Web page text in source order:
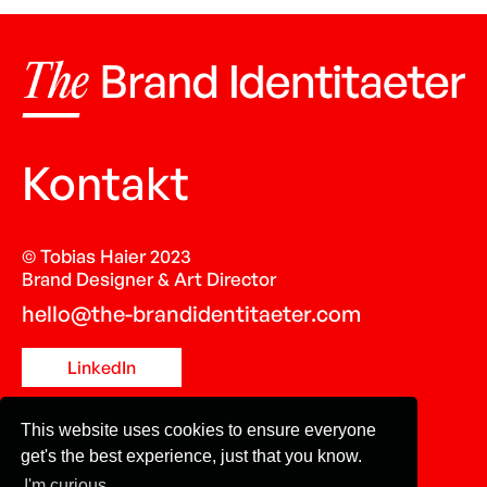
This website uses cookies to ensure everyone
get's the best experience, just that you know.
Kontakt
© Tobias Haier 2023
Brand Designer & Art Director
hello@the-brandidentitaeter.com
LinkedIn